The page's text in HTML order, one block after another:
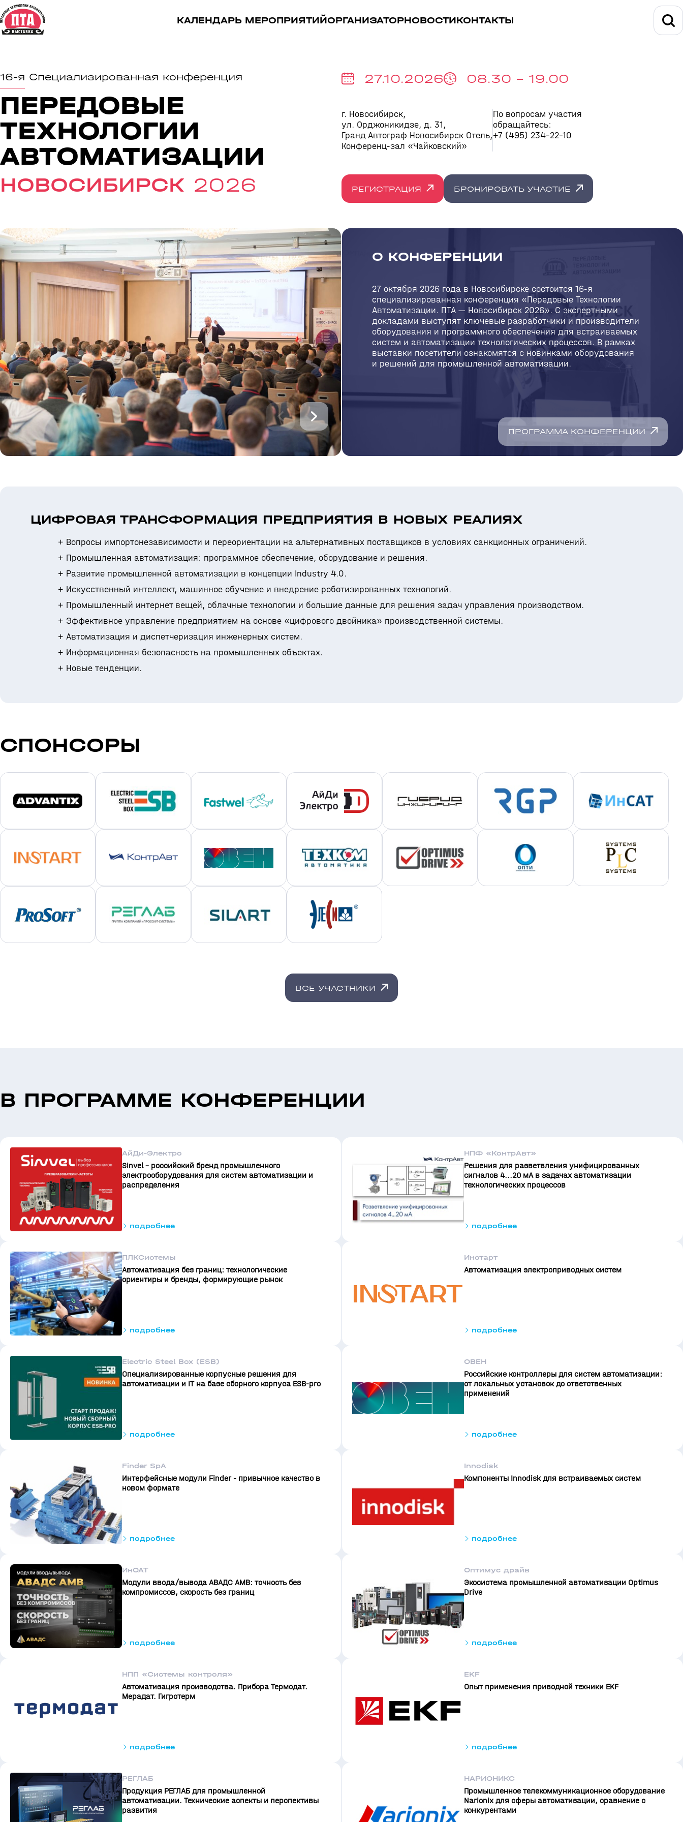
КАЛЕНДАРЬ МЕРОПРИЯТИЙОРГАНИЗАТОРНОВОСТИКОНТАКТЫ
16-я Специализированная конференция
ПЕРЕДОВЫЕ
ТЕХНОЛОГИИ
АВТОМАТИЗАЦИИ
НОВОСИБИРСК 2026
27.10.2026 08.30 - 19.00
г. Новосибирск,
ул. Орджоникидзе, д. 31,
Гранд Автограф Новосибирск Отель,
Конференц-зал «Чайковский»
По вопросам участия
обращайтесь:
+7 (495) 234-22-10
РЕГИСТРАЦИЯ БРОНИРОВАТЬ УЧАСТИЕ
О КОНФЕРЕНЦИИ
27 октября 2026 года в Новосибирске состоится 16-я
специализированная конференция «Передовые Технологии
Автоматизации. ПТА — Новосибирск 2026». С экспертными
докладами выступят ключевые разработчики и производители
оборудования и программного обеспечения для встраиваемых
систем и автоматизации технологических процессов. В рамках
выставки посетители ознакомятся с новинками оборудования
и решений для промышленной автоматизации.
ПРОГРАММА КОНФЕРЕНЦИИ
ЦИФРОВАЯ ТРАНСФОРМАЦИЯ ПРЕДПРИЯТИЯ В НОВЫХ РЕАЛИЯХ
Вопросы импортонезависимости и переориентации на альтернативных поставщиков в условиях санкционных ограничений.
Промышленная автоматизация: программное обеспечение, оборудование и решения.
Развитие промышленной автоматизации в концепции Industry 4.0.
Искусственный интеллект, машинное обучение и внедрение роботизированных технологий.
Промышленный интернет вещей, облачные технологии и большие данные для решения задач управления производством.
Эффективное управление предприятием на основе «цифрового двойника» производственной системы.
Автоматизация и диспетчеризация инженерных систем.
Информационная безопасность на промышленных объектах.
Новые тенденции.
СПОНСОРЫ
ВСЕ УЧАСТНИКИ
В ПРОГРАММЕ КОНФЕРЕНЦИИ
АйДи-Электро
Sinvel – российский бренд промышленного
электрооборудования для систем автоматизации и
распределения
подробнее
НПФ «КонтрАвт»
Решения для разветвления унифицированных
сигналов 4...20 мА в задачах автоматизации
технологических процессов
подробнее
ПЛКСистемы
Автоматизация без границ: технологические
ориентиры и бренды, формирующие рынок
подробнее
Инстарт
Автоматизация электроприводных систем
подробнее
Electric Steel Box (ESB)
Специализированные корпусные решения для
автоматизации и IT на базе сборного корпуса ESB-pro
подробнее
ОВЕН
Российские контроллеры для систем автоматизации:
от локальных установок до ответственных
применений
подробнее
Finder SpA
Интерфейсные модули Finder - привычное качество в
новом формате
подробнее
Innodisk
Компоненты Innodisk для встраиваемых систем
подробнее
ИнСАТ
Модули ввода/вывода АВАДС АМВ: точность без
компромиссов, скорость без границ
подробнее
Оптимус драйв
Экосистема промышленной автоматизации Optimus
Drive
подробнее
НПП «Системы контроля»
Автоматизация производства. Прибора Термодат.
Мерадат. Гигротерм
подробнее
EKF
Опыт применения приводной техники EKF
подробнее
РЕГЛАБ
Продукция РЕГЛАБ для промышленной
автоматизации. Технические аспекты и перспективы
развития
НАРИОНИКС
Промышленное телекоммуникационное оборудование
Narionix для сферы автоматизации, сравнение с
конкурентами